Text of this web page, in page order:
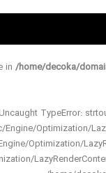
in /home/decoka/
TypeError:
Engine/Optimization/
Optimization/